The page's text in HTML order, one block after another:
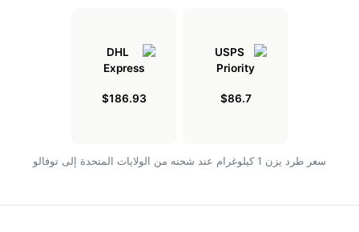
$86.7
$186.93
سعر طرد يزن 1 كيلوغرام عند شحنه من الولايات المتحدة إلى توفالو